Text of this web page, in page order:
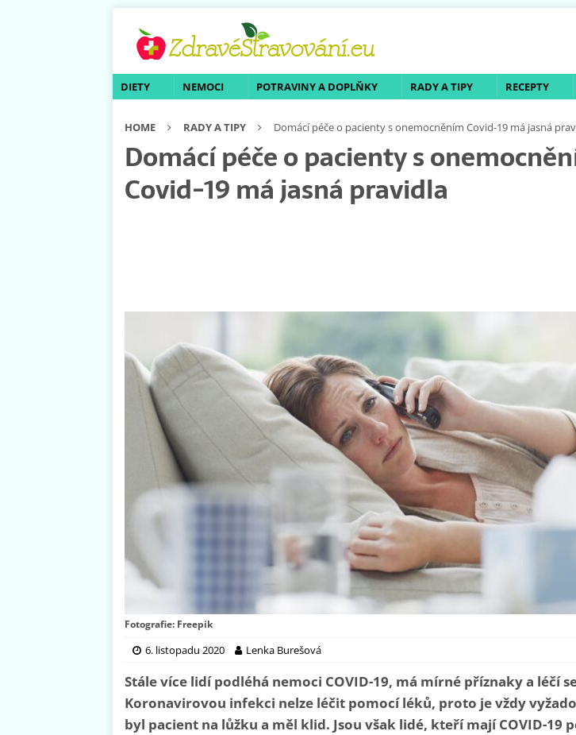
DIETY NEMOCI POTRAVINY A DOPLŇKY RADY A TIPY RECEPTY
HOME RADY A TIPY Domácí péče o pacienty s onemocněním Covid-19 má jasná
Domácí péče o pacienty s
Covid-19 má jasná pravidla
Fotografie: Freepik
6. listopadu 2020 Lenka Burešová
Stále více lidí podléhá nemoci COVID-19, má mírné příznaky a léčí
Koronavirovou infekci nelze léčit pomocí léků, proto je vždy
byl pacient na lůžku a měl klid. Jsou však lidé, kteří mají COVID-19